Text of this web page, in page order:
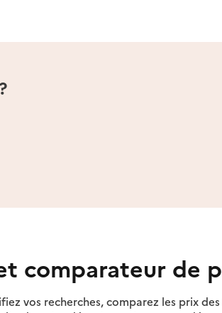
comparateur de
vos recherches, comparez les prix des